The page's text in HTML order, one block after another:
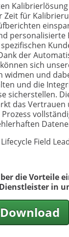
Zeit für
personalisierte
der
sich
widmen und
und die
sicherstellen.
das Vertrauen
Field
die Vorteile
in